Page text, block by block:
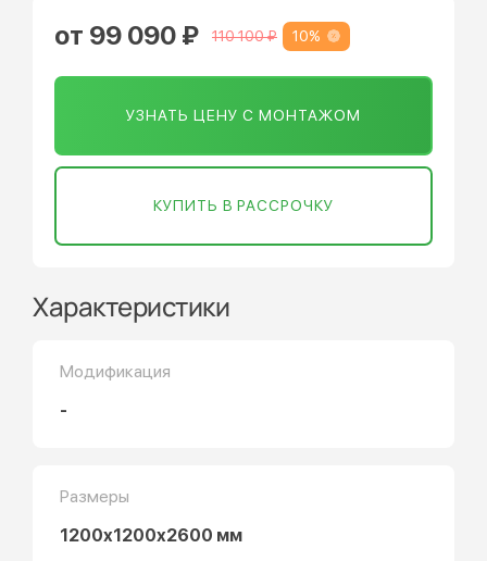
от 99 090 ₽ 110 100 ₽ 10%
УЗНАТЬ ЦЕНУ С МОНТАЖОМ
КУПИТЬ В РАССРОЧКУ
Характеристики
Модификация
-
Размеры
1200х1200х2600 мм